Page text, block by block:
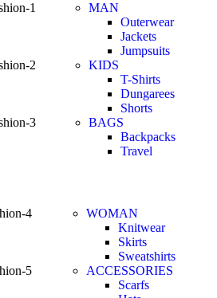
MAN
Outerwear
Jackets
Jumpsuits
KIDS
T-Shirts
Dungarees
Shorts
BAGS
Backpacks
Travel
WOMAN
Knitwear
Skirts
Sweatshirts
ACCESSORIES
Scarfs